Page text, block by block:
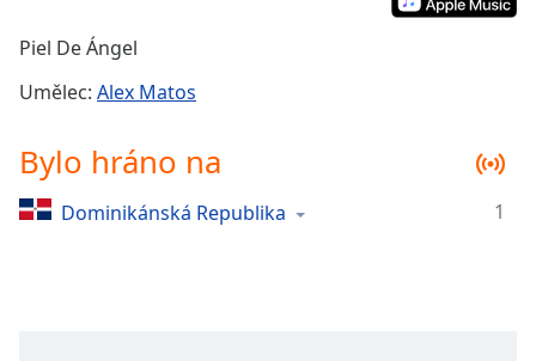
Loaded:
Stream
Seek to
live,
currently
behind
liveLIVE
Piel De Ángel
Umělec: Alex Matos
Bylo hráno na
Dominikánská Republika 1